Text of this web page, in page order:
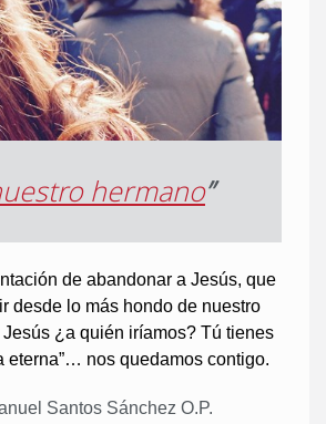
hermano”
de abandonar a Jesús, que
desde lo más hondo de nuestro
Jesús ¿a quién iríamos? Tú tienes
eterna”… nos quedamos contigo.
Santos Sánchez O.P.